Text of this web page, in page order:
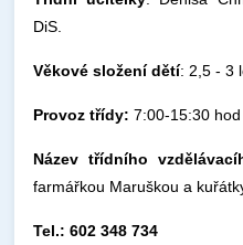
DiS.
Věkové složení dětí: 2,5 - 3
Provoz třídy: 7:00-15:30 hod
Název třídního
farmářkou Maruškou a
Tel.: 602 348 734